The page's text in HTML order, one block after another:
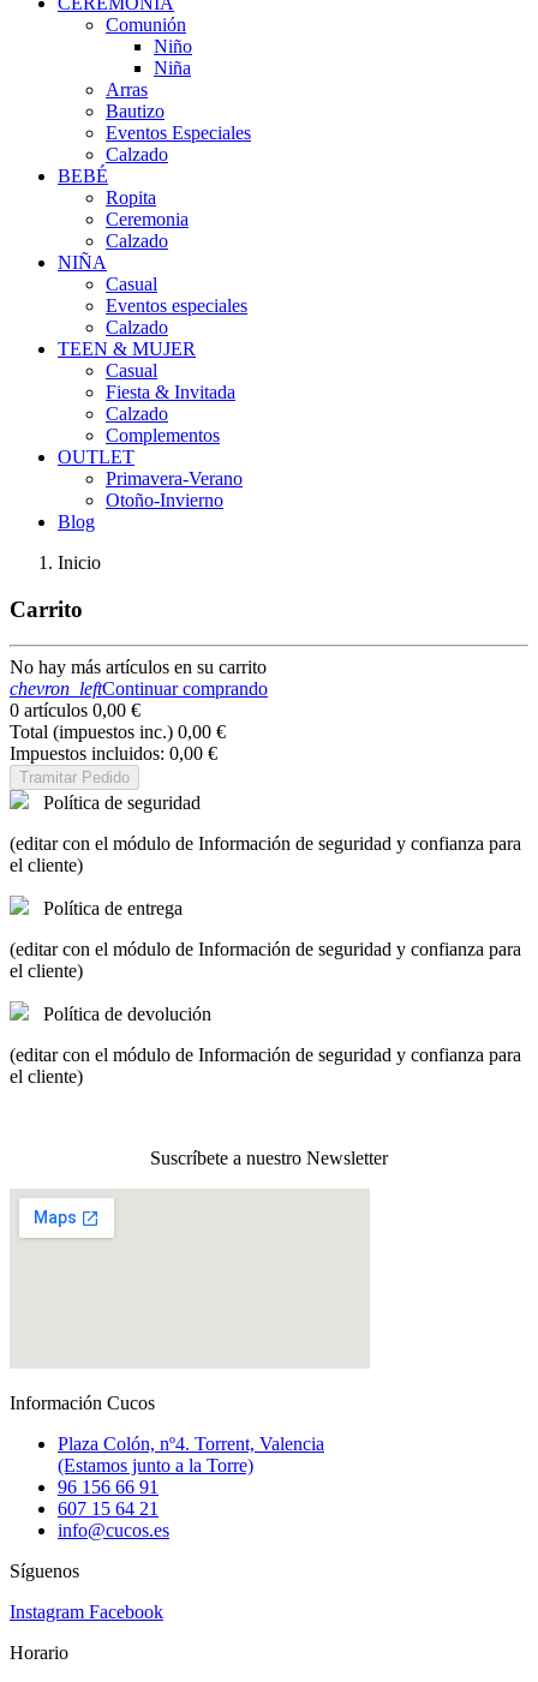
Comunión
Niño
Niña
Arras
Bautizo
Eventos Especiales
Calzado
BEBÉ
Ropita
Ceremonia
Calzado
NIÑA
Casual
Eventos especiales
Calzado
TEEN & MUJER
Casual
Fiesta & Invitada
Calzado
Complementos
OUTLET
Primavera-Verano
Otoño-Invierno
Blog
Inicio
Carrito
No hay más artículos en su carrito
chevron_leftContinuar comprando
0 artículos 0,00 €
Total (impuestos inc.) 0,00 €
Impuestos incluidos: 0,00 €
Tramitar Pedido
Política de seguridad
(editar con el módulo de Información de seguridad y confianza para
el cliente)
Política de entrega
(editar con el módulo de Información de seguridad y confianza para
el cliente)
Política de devolución
(editar con el módulo de Información de seguridad y confianza para
el cliente)
Suscríbete a nuestro Newsletter
Información Cucos
Plaza Colón, nº4. Torrent, Valencia
(Estamos junto a la Torre)
96 156 66 91
607 15 64 21
info@cucos.es
Síguenos
Instagram Facebook
Horario